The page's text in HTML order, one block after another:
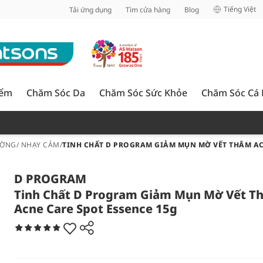
Tải ứng dụng Tìm cửa hàng Blog Tiếng Việt
Chăm Sóc Da Chăm Sóc Sức Khỏe Chăm Sóc Cá
NHẠY CẢM/TINH CHẤT D PROGRAM GIẢM MỤN MỜ VẾT THÂM
D PROGRAM
Tinh Chất D Program Giảm Mụn Mờ Vết
Acne Care Spot Essence 15g